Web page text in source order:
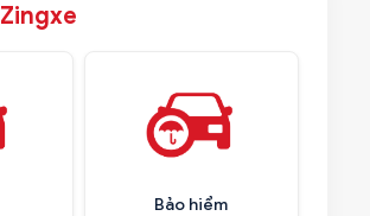
Zingxe
Bảo hiểm